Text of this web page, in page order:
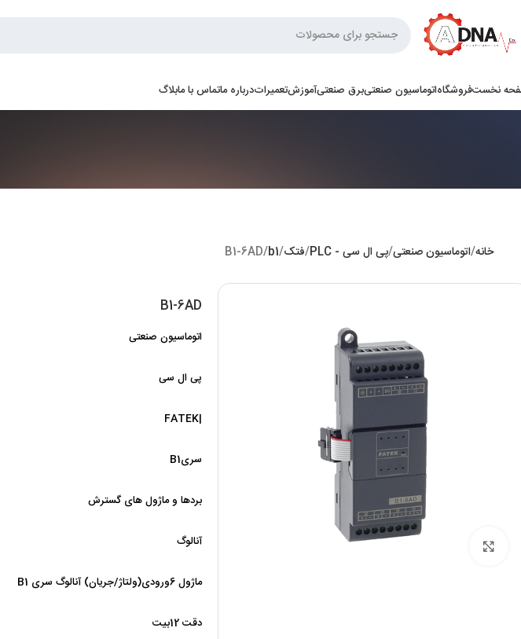
نخستفروشگاهاتوماسیون صنعتیبرق صنعتیآموزشتعمیراتدرباره ماتماس با مابلاگ
خانه اتوماسیون صنعتی پی ال سی - PLC فتک b1
B1-6AD
B1-6AD
اتوماسیون صنعتی
پی ال سی
|FATEK
سریB1
بردها و ماژول های گسترش
آنالوگ
ماژول 6ورودی(ولتاژ/جریان) آنالوگ سری B1
دقت 12بیت